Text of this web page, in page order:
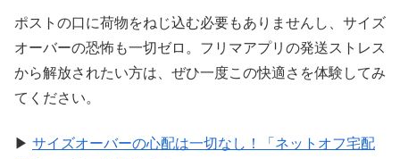
ポストの口に荷物をねじ込む必要もありませんし、サイズ
オーバーの恐怖も一切ゼロ。フリマアプリの発送ストレス
から解放されたい方は、ぜひ一度この快適さを体験してみ
てください。
▶ サイズオーバーの心配は一切なし！「ネットオフ宅配